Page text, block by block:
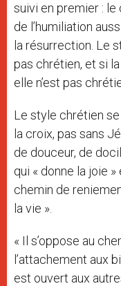
suivi en premier : le
de l’humiliation
la résurrection. Le
pas chrétien, et si
elle n’est pas
Le style chrétien
la croix, pas sans
de douceur, de
qui « donne la joie
chemin de
la vie ».
« Il s’oppose au
l’attachement aux
est ouvert aux